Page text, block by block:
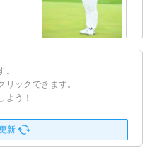
。
ックできます。
よう！
新